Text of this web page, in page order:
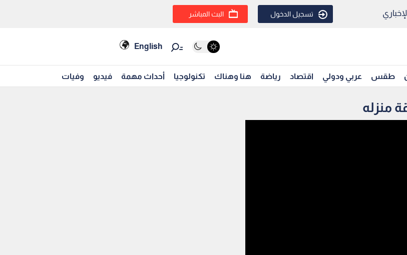
تسجيل الدخول البث المباشر
English
طقس عربي ودولي اقتصاد رياضة هنا وهناك تكنولوجيا أحداث مهمة فيديو وفيات
منزله